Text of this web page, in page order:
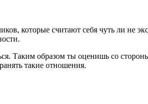
которые считают себя чуть ли
Таким образом ты оценишь со
такие отношения.